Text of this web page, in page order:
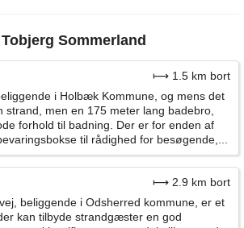
Sommerland
⟼ 1.5 km bort
i Holbæk Kommune, og mens det
strand, men en 175 meter lang badebro,
forhold til badning. Der er for enden af
til rådighed for besøgende,...
⟼ 2.9 km bort
beliggende i Odsherred kommune, er et
kan tilbyde strandgæster en god